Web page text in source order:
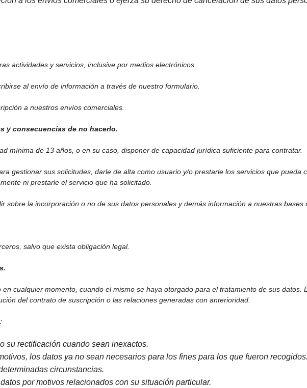
actividades y servicios, inclusive por medios electrónicos.
al envío de información a través de nuestro formulario.
a nuestros envíos comerciales.
y consecuencias de no hacerlo.
mínima de 13 años, o en su caso, disponer de capacidad jurídica suficiente para contratar.
gestionar sus solicitudes, darle de alta como usuario y/o prestarle los servicios que pueda
ni prestarle el servicio que ha solicitado.
sobre la incorporación o no de sus datos personales y demás información a nuestras bases
salvo que exista obligación legal.
cualquier momento, cuando el mismo se haya otorgado para el tratamiento de sus datos.
del contrato de suscripción o las relaciones generadas con anterioridad.
su rectificación cuando sean inexactos.
los datos ya no sean necesarios para los fines para los que fueron recogidos.
circunstancias.
por motivos relacionados con su situación particular.